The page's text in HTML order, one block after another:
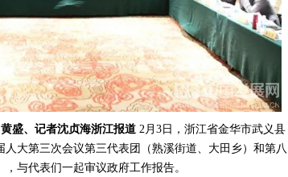
黄盛、记者沈贞海浙江报道 2月3日，浙江省金华市武义县
大第三次会议第三代表团（熟溪街道、大田乡）和第八
与代表们一起审议政府工作报告。